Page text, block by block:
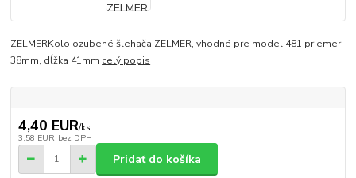
ZELMERKolo ozubené šlehača ZELMER, vhodné pre model 481 priemer
38mm, dĺžka 41mm celý popis
4,40 EUR/ks
3,58 EUR bez DPH
Pridať do košíka